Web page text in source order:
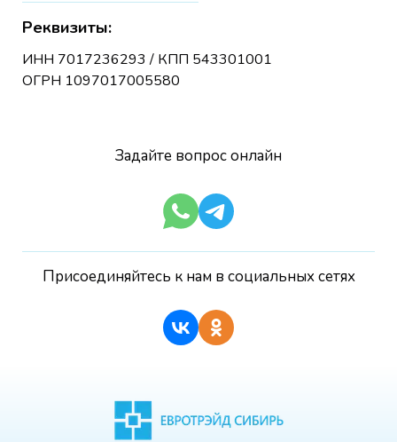
Реквизиты:
ИНН 7017236293 / КПП 543301001
ОГРН 1097017005580
Задайте вопрос онлайн
Присоединяйтесь к нам в социальных сетях